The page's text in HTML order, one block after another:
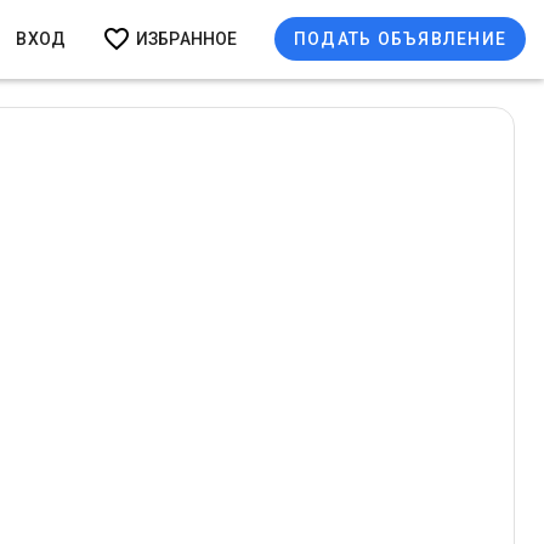
ВХОД ИЗБРАННОЕ ПОДАТЬ ОБЪЯВЛЕНИЕ